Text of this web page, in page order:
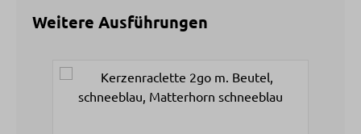
Weitere Ausführungen
Produktgalerie überspringen